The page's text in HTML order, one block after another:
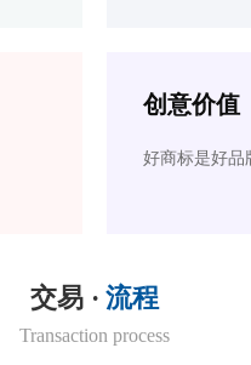
创意价值
好商标是好品
交易 · 流程
Transaction process